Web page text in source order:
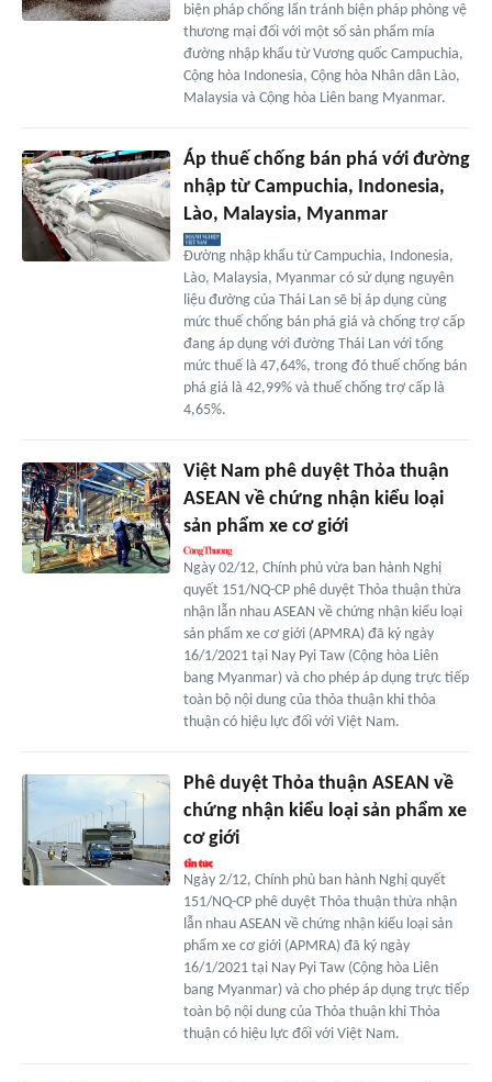
biện pháp chống lẩn tránh biện pháp phòng vệ
thương mại đối với một số sản phẩm mía
đường nhập khẩu từ Vương quốc Campuchia,
Cộng hòa Indonesia, Cộng hòa Nhân dân Lào,
Malaysia và Cộng hòa Liên bang Myanmar.
Áp thuế chống bán phá với đường
nhập từ Campuchia, Indonesia,
Lào, Malaysia, Myanmar
Đường nhập khẩu từ Campuchia, Indonesia,
Lào, Malaysia, Myanmar có sử dụng nguyên
liệu đường của Thái Lan sẽ bị áp dụng cùng
mức thuế chống bán phá giá và chống trợ cấp
đang áp dụng với đường Thái Lan với tổng
mức thuế là 47,64%, trong đó thuế chống bán
phá giá là 42,99% và thuế chống trợ cấp là
4,65%.
Việt Nam phê duyệt Thỏa thuận
ASEAN về chứng nhận kiểu loại
sản phẩm xe cơ giới
Ngày 02/12, Chính phủ vừa ban hành Nghị
quyết 151/NQ-CP phê duyệt Thỏa thuận thừa
nhận lẫn nhau ASEAN về chứng nhận kiểu loại
sản phẩm xe cơ giới (APMRA) đã ký ngày
16/1/2021 tại Nay Pyi Taw (Cộng hòa Liên
bang Myanmar) và cho phép áp dụng trực tiếp
toàn bộ nội dung của thỏa thuận khi thỏa
thuận có hiệu lực đối với Việt Nam.
Phê duyệt Thỏa thuận ASEAN về
chứng nhận kiểu loại sản phẩm xe
cơ giới
Ngày 2/12, Chính phủ ban hành Nghị quyết
151/NQ-CP phê duyệt Thỏa thuận thừa nhận
lẫn nhau ASEAN về chứng nhận kiểu loại sản
phẩm xe cơ giới (APMRA) đã ký ngày
16/1/2021 tại Nay Pyi Taw (Cộng hòa Liên
bang Myanmar) và cho phép áp dụng trực tiếp
toàn bộ nội dung của Thỏa thuận khi Thỏa
thuận có hiệu lực đối với Việt Nam.